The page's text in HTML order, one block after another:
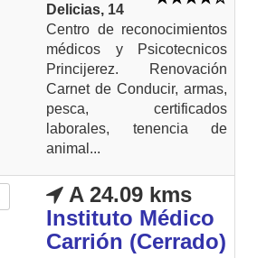
Delicias, 14
Centro de reconocimientos
médicos y Psicotecnicos
Princijerez. Renovación
Carnet de Conducir, armas,
pesca, certificados
laborales, tenencia de
animal...
A 24.09 kms
Instituto Médico
Carrión (Cerrado)